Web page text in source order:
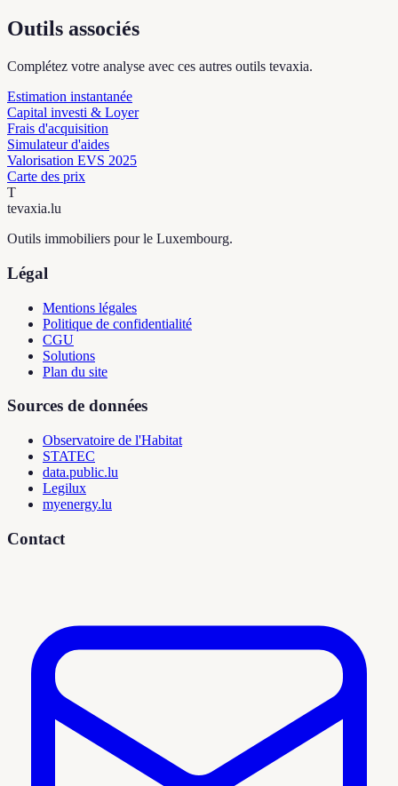
Outils associés
Complétez votre analyse avec ces autres outils tevaxia.
Estimation instantanée
Capital investi & Loyer
Frais d'acquisition
Simulateur d'aides
Valorisation EVS 2025
Carte des prix
T
tevaxia.lu
Outils immobiliers pour le Luxembourg.
Légal
Mentions légales
Politique de confidentialité
CGU
Solutions
Plan du site
Sources de données
Observatoire de l'Habitat
STATEC
data.public.lu
Legilux
myenergy.lu
Contact